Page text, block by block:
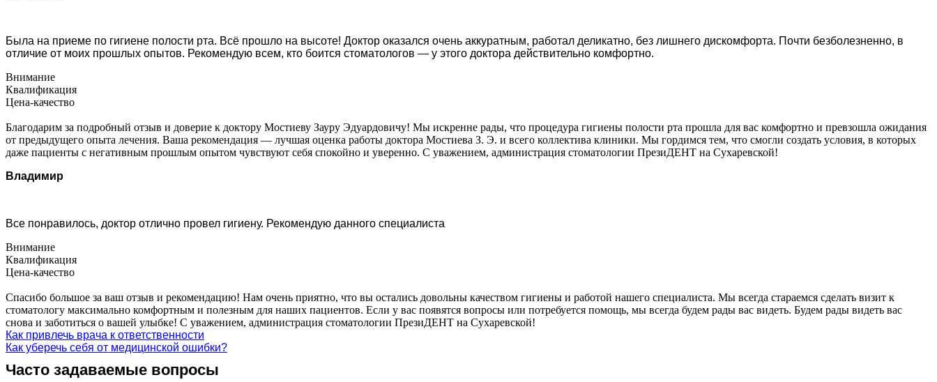
Была на приеме по гигиене полости рта. Всё прошло на высоте! Доктор оказался очень аккуратным, работал деликатно, без лишнего дискомфорта. Почти безболезненно, в
отличие от моих прошлых опытов. Рекомендую всем, кто боится стоматологов — у этого доктора действительно комфортно.
Внимание
Квалификация
Цена-качество
Благодарим за подробный отзыв и доверие к доктору Мостиеву Зауру Эдуардовичу! Мы искренне рады, что процедура гигиены полости рта прошла для вас комфортно и превзошла ожидания
от предыдущего опыта лечения. Ваша рекомендация — лучшая оценка работы доктора Мостиева З. Э. и всего коллектива клиники. Мы гордимся тем, что смогли создать условия, в которых
даже пациенты с негативным прошлым опытом чувствуют себя спокойно и уверенно. С уважением, администрация стоматологии ПрезиДЕНТ на Сухаревской!
Владимир
Все понравилось, доктор отлично провел гигиену. Рекомендую данного специалиста
Внимание
Квалификация
Цена-качество
Спасибо большое за ваш отзыв и рекомендацию! Нам очень приятно, что вы остались довольны качеством гигиены и работой нашего специалиста. Мы всегда стараемся сделать визит к
стоматологу максимально комфортным и полезным для наших пациентов. Если у вас появятся вопросы или потребуется помощь, мы всегда будем рады вас видеть. Будем рады видеть вас
снова и заботиться о вашей улыбке! С уважением, администрация стоматологии ПрезиДЕНТ на Сухаревской!
Как привлечь врача к ответственности
Как уберечь себя от медицинской ошибки?
Часто задаваемые вопросы